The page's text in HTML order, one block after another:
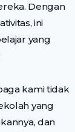
Dengan
ini
yang
kami tidak
yang
dan